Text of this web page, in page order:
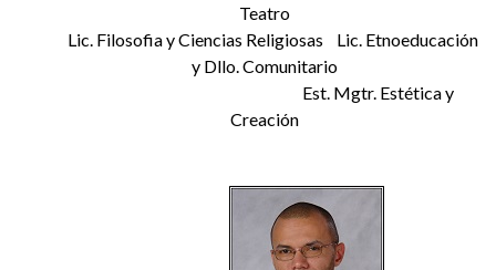
Teatro
Lic. Filosofia y Ciencias Religiosas Lic. Etnoeducación
y Dllo. Comunitario
Est. Mgtr. Estética y
Creación